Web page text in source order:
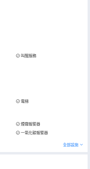
叫醒服務
電梯
煙霧報警器
一氧化碳報警器
全部設施